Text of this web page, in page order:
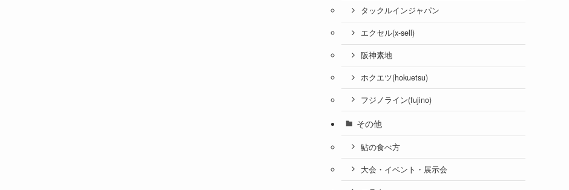
タックルインジャパン
エクセル(x-sell)
阪神素地
ホクエツ(hokuetsu)
フジノライン(fujino)
その他
鮎の食べ方
大会・イベント・展示会